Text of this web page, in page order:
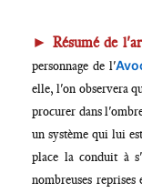
► Résumé de
personnage de l'
elle, l'on observera
procurer dans
un système qui lui
place la conduit à
nombreuses